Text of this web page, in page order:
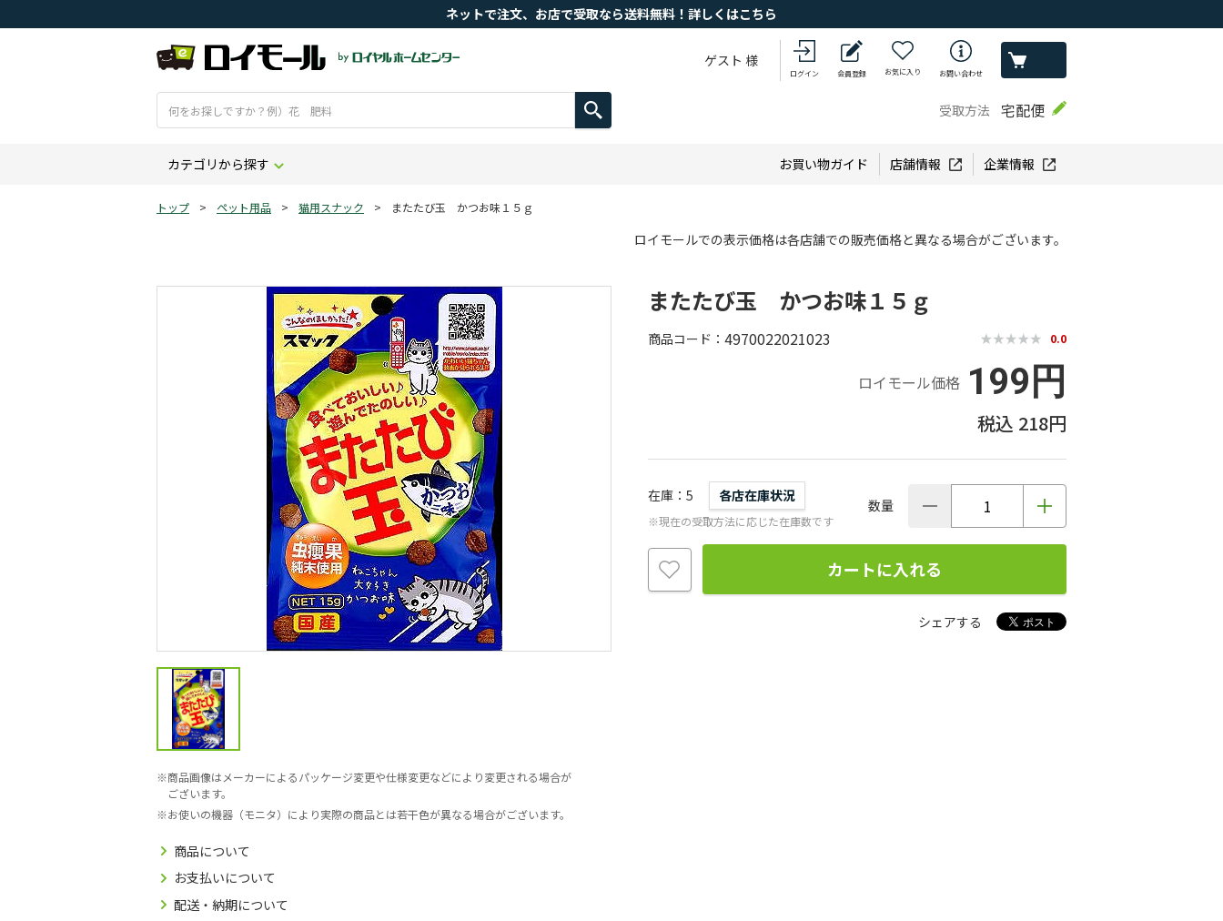
ネットで注文、お店で受取なら送料無料！詳しくはこちら
ゲスト 様
ログイン 会員登録 お気に入り お問い合わせ
受取方法 宅配便
カテゴリから探す お買い物ガイド 店舗情報 企業情報
トップ > ペット用品 > 猫用スナック > またたび玉 かつお味１５ｇ
ロイモールでの表示価格は各店舗での販売価格と異なる場合がございます。
商品画像はメーカーによるパッケージ変更や仕様変更などにより変更される場合が
ございます。
お使いの機器（モニタ）により実際の商品とは若干色が異なる場合がございます。
商品について
お支払いについて
配送・納期について
またたび玉 かつお味１５ｇ
商品コード 4970022021023 0.0
ロイモール価格 199円
218円
在庫 5 各店在庫状況
※現在の受取方法に応じた在庫数です
数量
カートに入れる
シェアする